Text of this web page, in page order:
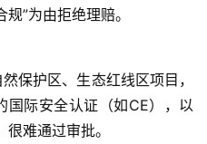
”为由拒绝理赔。
保护区、生态红线区项目，
国际安全认证（如CE），以
难通过审批。